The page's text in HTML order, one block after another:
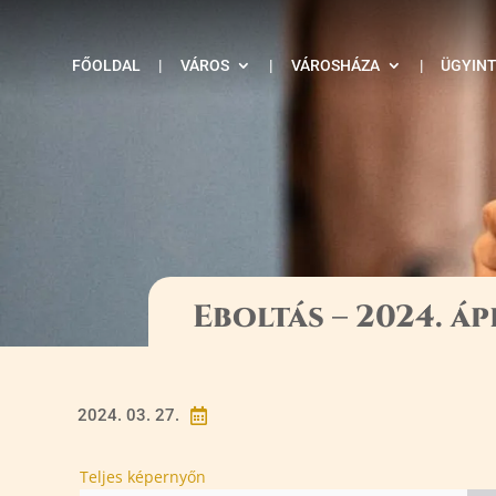
FŐOLDAL | VÁROS | VÁROSHÁZA |
Eboltás – 2024.

2024. 03. 27.
Teljes képernyőn